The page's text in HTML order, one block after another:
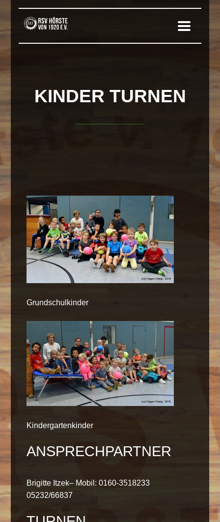
KINDER TURNEN
Grundschulkinder
Kindergartenkinder
ANSPRECHPARTNER
Brigitte Itzek– Mobil: 0160-3518233
05232/66837